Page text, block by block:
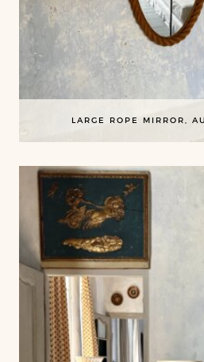
LARGE ROPE MIRROR,